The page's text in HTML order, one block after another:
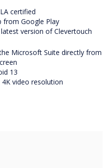
certified
from Google Play
version of Clevertouch
Microsoft Suite directly from
13
video resolution